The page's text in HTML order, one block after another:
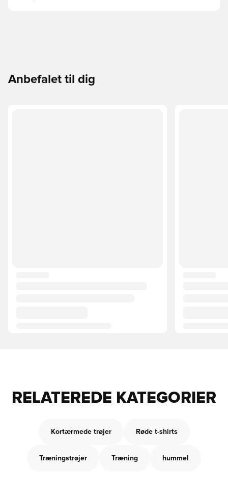
Anbefalet til dig
RELATEREDE KATEGORIER
Kortærmede trøjer Røde t-shirts
Træningstrøjer Træning hummel